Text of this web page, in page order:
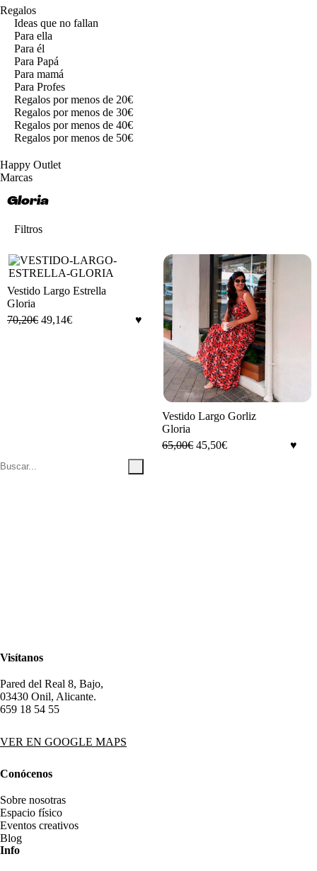
Regalos
Ideas que no fallan
Para ella
Para él
Para Papá
Para mamá
Para Profes
Regalos por menos de 20€
Regalos por menos de 30€
Regalos por menos de 40€
Regalos por menos de 50€
Happy Outlet
Marcas
Gloria
Filtros
Vestido Largo Estrella
Gloria
70,20€ 49,14€
Vestido Largo Gorliz
Gloria
65,00€ 45,50€
Visítanos
Pared del Real 8, Bajo,
03430 Onil, Alicante.
659 18 54 55
VER EN GOOGLE MAPS
Conócenos
Sobre nosotras
Espacio físico
Eventos creativos
Blog
Info